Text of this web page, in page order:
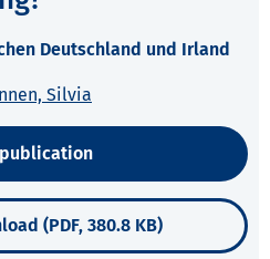
Deutschland und Irland
Silvia
(PDF, 380.8 KB)